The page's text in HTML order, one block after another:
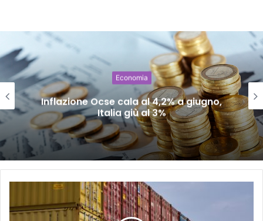
Economia
Commercio: vendite in lieve
semestre in crescita